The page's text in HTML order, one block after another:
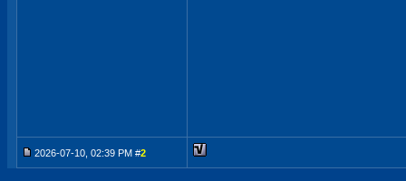
2026-07-10, 02:39 PM #2